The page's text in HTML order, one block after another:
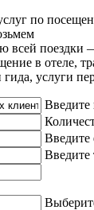
по
всей поездки
в отеле,
услуги
Введите
Введите
Введите